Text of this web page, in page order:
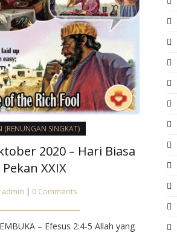
(RENUNGAN SINGKAT)
2020 – Hari Biasa
Pekan XXIX
admin | 0 Comments
– Efesus 2:4-5 Allah yang